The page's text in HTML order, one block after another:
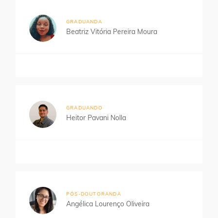
GRADUANDA
Beatriz Vitória Pereira Moura
GRADUANDO
Heitor Pavani Nolla
PÓS-DOUTORANDA
Angélica Lourenço Oliveira